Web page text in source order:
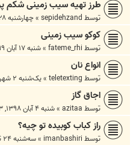
طرز تهیه سیب زمینی شکم
توسط sepidehzand
»چهارشنبه ۲۸ آبان ۱۳۹۹, ۱۲:۵۹ ب.ظ
کوکو سیب زمینی
توسط fateme_rhi
»شنبه ۱۷ آبان ۱۳۹۹, ۳:۴۷ ب.ظ
انواع نان
توسط teletexting
»یک‌شنبه ۲ شهریور ۱۳۹۹, ۱:۲۹ ب.ظ
اجاق گاز
توسط azitaa
»شنبه ۴ آبان ۱۳۹۸, ۱۲:۰۳ ب.ظ
راز کباب کوبیده تو چیه؟
توسط imanbashiri
»سه‌شنبه ۲۴ تیر ۱۳۹۳, ۱۲:۰۸ ب.ظ